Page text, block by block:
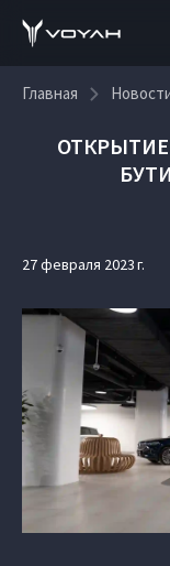
Главная
27 февраля 2023 г.